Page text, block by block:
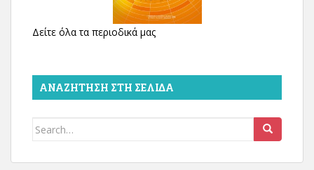
Δείτε όλα τα περιοδικά μας
ΑΝΑΖΉΤΗΣΗ ΣΤΗ ΣΕΛΊΔΑ
Search